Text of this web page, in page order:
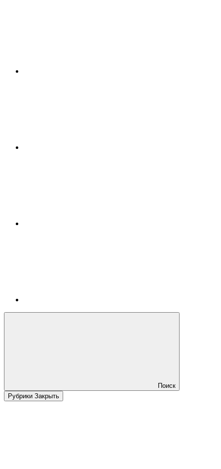
Поиск
Рубрики Закрыть